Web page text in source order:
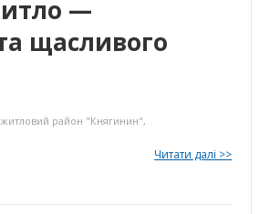
—
щасливого
житловий район "Княгинин",
Читати далі >>